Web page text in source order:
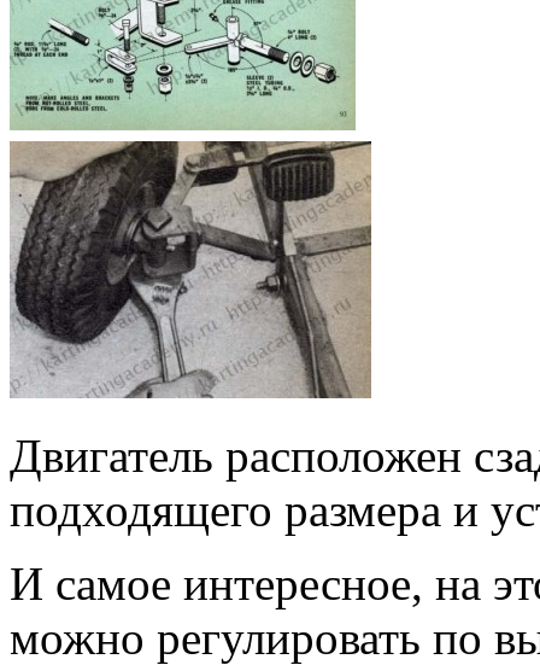
Двигатель расположен
подходящего размера и
И самое интересное, на
можно регулировать по